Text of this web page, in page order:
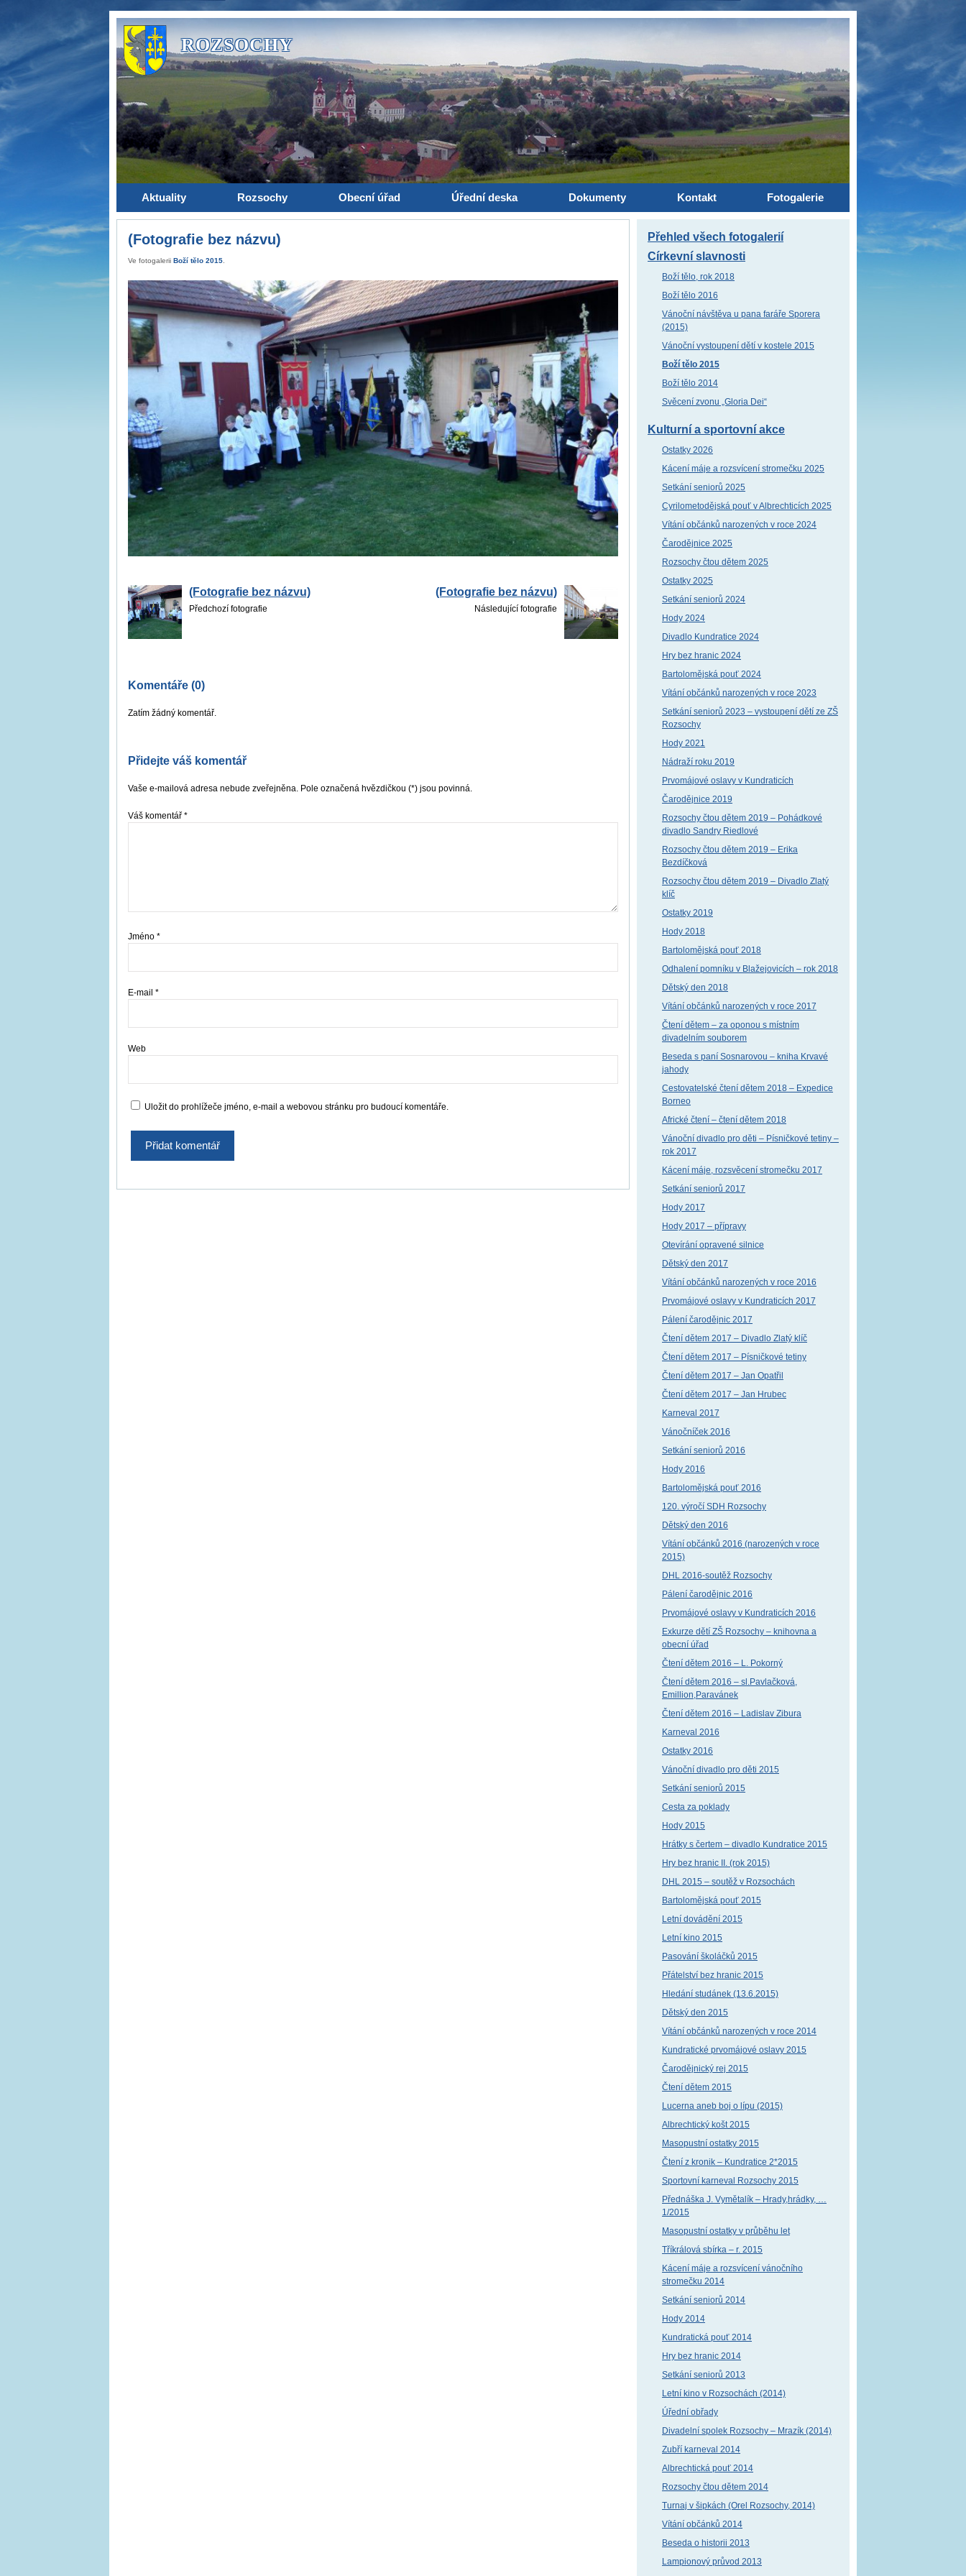
ROZSOCHY
Aktuality Rozsochy Obecní úřad Úřední deska Dokumenty Kontakt Fotogalerie
(Fotografie bez názvu)
Ve fotogalerii Boží tělo 2015
(Fotografie bez názvu)
Předchozí fotografie
(Fotografie bez názvu)
Následující fotografie
Komentáře (0)
Zatím žádný komentář.
Přidejte váš komentář
Vaše e-mailová adresa nebude zveřejněna. Pole označená hvězdičkou (*) jsou povinná.
Váš komentář *
Jméno *
E-mail *
Web
Uložit do prohlížeče jméno, e-mail a webovou stránku pro budoucí komentáře.
Přehled všech fotogalerií
Církevní slavnosti
Boží tělo, rok 2018
Boží tělo 2016
Vánoční návštěva u pana faráře Sporera
(2015)
Vánoční vystoupení dětí v kostele 2015
Boží tělo 2015
Boží tělo 2014
Svěcení zvonu „Gloria Dei“
Kulturní a sportovní akce
Ostatky 2026
Kácení máje a rozsvícení stromečku 2025
Setkání seniorů 2025
Cyrilometodějská pouť v Albrechticích 2025
Vítání občánků narozených v roce 2024
Čarodějnice 2025
Rozsochy čtou dětem 2025
Ostatky 2025
Setkání seniorů 2024
Hody 2024
Divadlo Kundratice 2024
Hry bez hranic 2024
Bartolomějská pouť 2024
Vítání občánků narozených v roce 2023
Setkání seniorů 2023 – vystoupení dětí ze ZŠ
Rozsochy
Hody 2021
Nádraží roku 2019
Prvomájové oslavy v Kundraticích
Čarodějnice 2019
Rozsochy čtou dětem 2019 – Pohádkové
divadlo Sandry Riedlové
Rozsochy čtou dětem 2019 – Erika
Bezdíčková
Rozsochy čtou dětem 2019 – Divadlo Zlatý
klíč
Ostatky 2019
Hody 2018
Bartolomějská pouť 2018
Odhalení pomníku v Blažejovicích – rok 2018
Dětský den 2018
Vítání občánků narozených v roce 2017
Čtení dětem – za oponou s místním
divadelním souborem
Beseda s paní Sosnarovou – kniha Krvavé
jahody
Cestovatelské čtení dětem 2018 – Expedice
Borneo
Africké čtení – čtení dětem 2018
Vánoční divadlo pro děti – Písničkové tetiny –
rok 2017
Kácení máje, rozsvěcení stromečku 2017
Setkání seniorů 2017
Hody 2017
Hody 2017 – přípravy
Otevírání opravené silnice
Dětský den 2017
Vítání občánků narozených v roce 2016
Prvomájové oslavy v Kundraticích 2017
Pálení čarodějnic 2017
Čtení dětem 2017 – Divadlo Zlatý klíč
Čtení dětem 2017 – Písničkové tetiny
Čtení dětem 2017 – Jan Opatřil
Čtení dětem 2017 – Jan Hrubec
Karneval 2017
Vánočníček 2016
Setkání seniorů 2016
Hody 2016
Bartolomějská pouť 2016
120. výročí SDH Rozsochy
Dětský den 2016
Vítání občánků 2016 (narozených v roce
2015)
DHL 2016-soutěž Rozsochy
Pálení čarodějnic 2016
Prvomájové oslavy v Kundraticích 2016
Exkurze dětí ZŠ Rozsochy – knihovna a
obecní úřad
Čtení dětem 2016 – L. Pokorný
Čtení dětem 2016 – sl.Pavlačková,
Emillion,Paravánek
Čtení dětem 2016 – Ladislav Zibura
Karneval 2016
Ostatky 2016
Vánoční divadlo pro děti 2015
Setkání seniorů 2015
Cesta za poklady
Hody 2015
Hrátky s čertem – divadlo Kundratice 2015
Hry bez hranic II. (rok 2015)
DHL 2015 – soutěž v Rozsochách
Bartolomějská pouť 2015
Letní dovádění 2015
Letní kino 2015
Pasování školáčků 2015
Přátelství bez hranic 2015
Hledání studánek (13.6.2015)
Dětský den 2015
Vítání občánků narozených v roce 2014
Kundratické prvomájové oslavy 2015
Čarodějnický rej 2015
Čtení dětem 2015
Lucerna aneb boj o lípu (2015)
Albrechtický košt 2015
Masopustní ostatky 2015
Čtení z kronik – Kundratice 2*2015
Sportovní karneval Rozsochy 2015
Přednáška J. Vymětalík – Hrady,hrádky, …
1/2015
Masopustní ostatky v průběhu let
Tříkrálová sbírka – r. 2015
Kácení máje a rozsvícení vánočního
stromečku 2014
Setkání seniorů 2014
Hody 2014
Kundratická pouť 2014
Hry bez hranic 2014
Setkání seniorů 2013
Letní kino v Rozsochách (2014)
Úřední obřady
Divadelní spolek Rozsochy – Mrazík (2014)
Zubří karneval 2014
Albrechtická pouť 2014
Rozsochy čtou dětem 2014
Turnaj v šipkách (Orel Rozsochy, 2014)
Vítání občánků 2014
Beseda o historii 2013
Lampionový průvod 2013